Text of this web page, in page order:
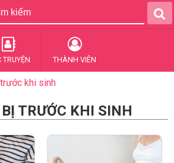
TRUYỆN THÀNH VIÊN
khi sinh
TRƯỚC KHI SINH